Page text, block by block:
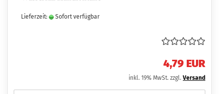
Lieferzeit: Sofort verfügbar
4,79 EUR
inkl. 19% MwSt. zzgl. Versand